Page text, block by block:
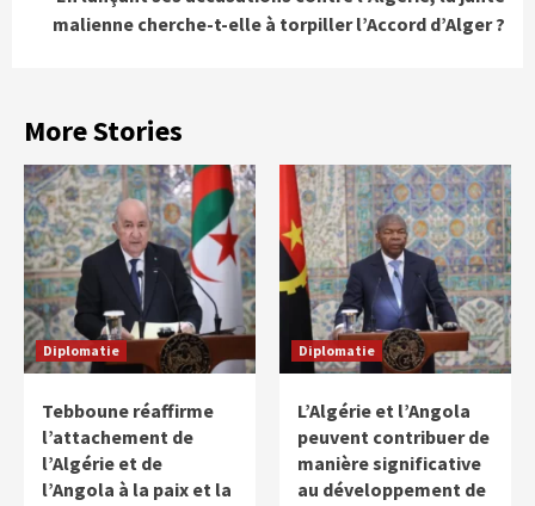
malienne cherche-t-elle à torpiller l’Accord d’Alger ?
More Stories
Diplomatie
Tebboune réaffirme
l’attachement de
l’Algérie et de
l’Angola à la paix et la
Diplomatie
L’Algérie et l’Angola
peuvent contribuer de
manière significative
au développement de